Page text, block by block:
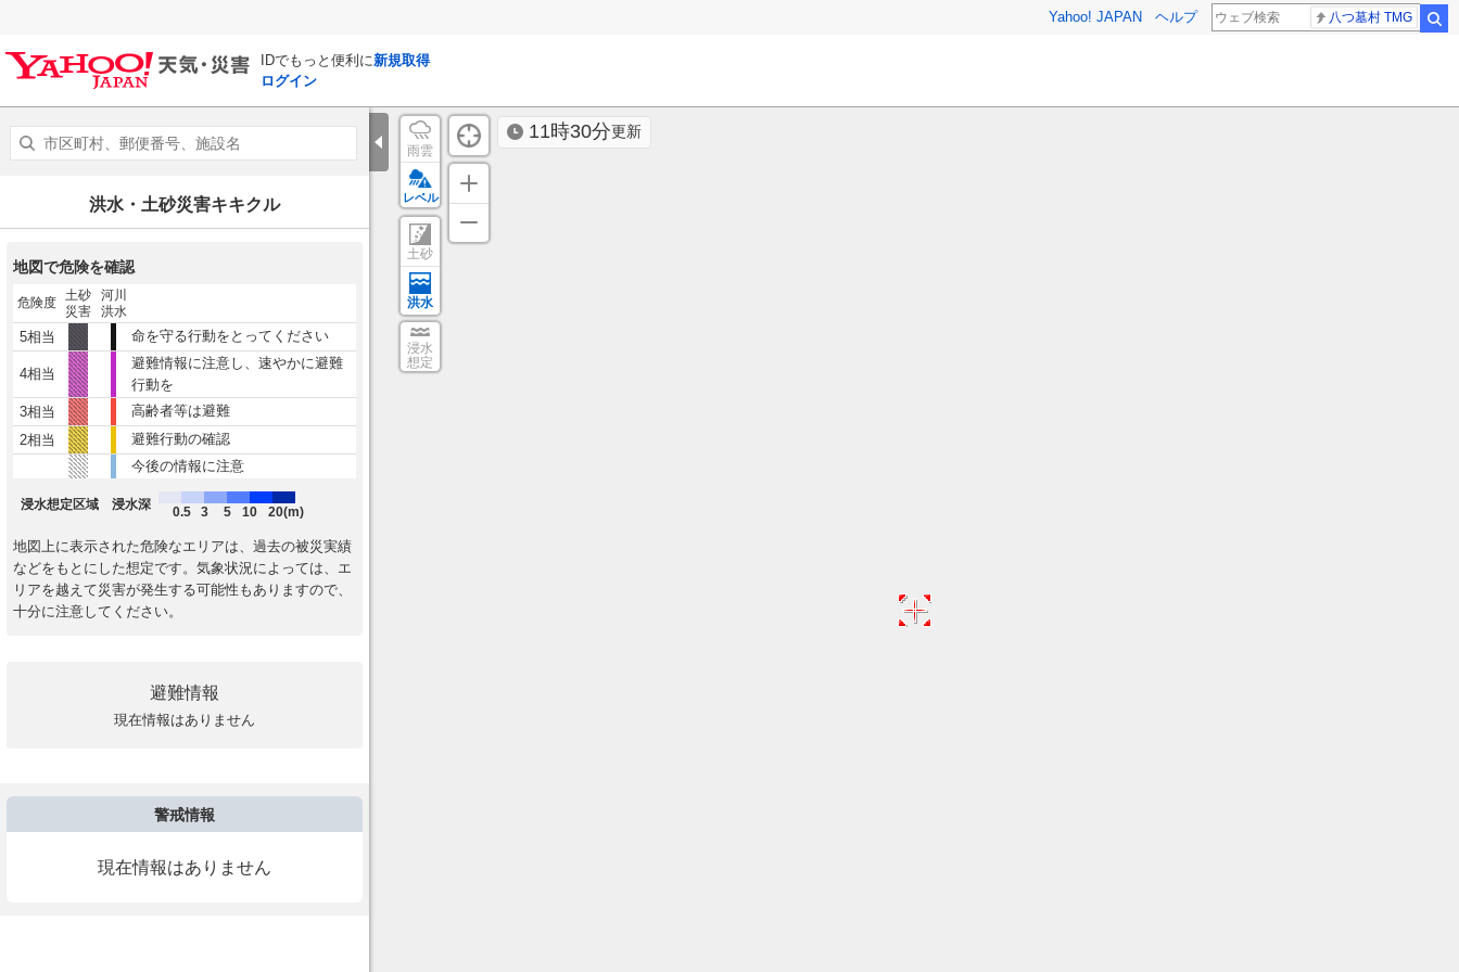
Yahoo! JAPAN ヘルプ 八つ墓村 TMG
IDでもっと便利に新規取得
ログイン
11時30分更新
雨雲
レベル
土砂
洪水
浸水
想定
洪水・土砂災害キキクル
地図で危険を確認
危険度 土砂
災害
河川
洪水
5相当 命を守る行動をとってください
4相当
避難情報に注意し、速やかに避難
行動を
3相当
高齢者等は避難
2相当
避難行動の確認
今後の情報に注意
浸水想定区域 浸水深
0.5 3 5 10 20(m)
地図上に表示された危険なエリアは、過去の被災実績
などをもとにした想定です。気象状況によっては、エ
リアを越えて災害が発生する可能性もありますので、
十分に注意してください。
避難情報
現在情報はありません
警戒情報
現在情報はありません